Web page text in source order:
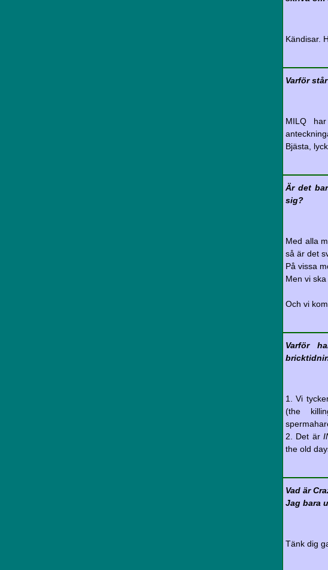
Kändisar.
Varför
MILQ
Bjästa,
Är det
sig?
Med alla
så är det
På vissa
Men vi
Och vi
Varför
1. Vi
(the
2. Det är
the old
Vad är
Jag bara
Tänk dig